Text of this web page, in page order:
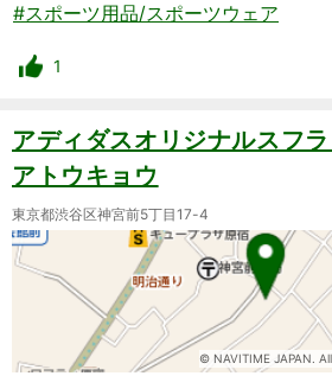
#スポーツ用品/スポーツウェア
1
アディダスオリジナルスフ
アトウキョウ
東京都渋谷区神宮前5丁目17-4
© NAVITIME JAPAN.